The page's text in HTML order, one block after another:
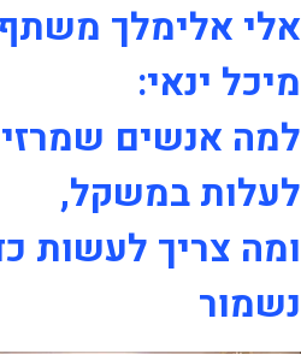
אלי אלימלך
מיכל ינאי:
למה אנשים
לעלות במשקל,
ומה צריך לעשות
נשמור